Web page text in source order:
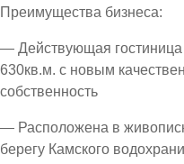
Преимущества бизнеса:
— Действующая гостиница
630кв.м. с новым
собственность
— Расположена в
берегу Камского